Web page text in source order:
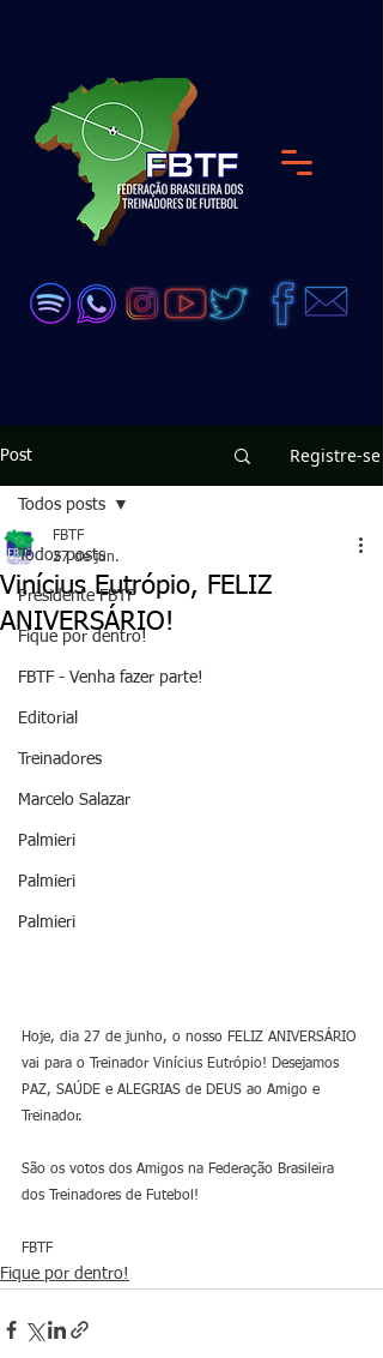
Post Registre-se
Todos posts
Presidente FBTF
Fique por dentro!
FBTF - Venha fazer parte!
Editorial
Treinadores
Marcelo Salazar
Palmieri
Palmieri
Palmieri
Todos posts
Vinícius Eutrópio, FELIZ
ANIVERSÁRIO!
FBTF
27 de jun.
Hoje, dia 27 de junho, o nosso FELIZ ANIVERSÁRIO
vai para o Treinador Vinícius Eutrópio! Desejamos
PAZ, SAÚDE e ALEGRIAS de DEUS ao Amigo e
Treinador.
São os votos dos Amigos na Federação Brasileira
dos Treinadores de Futebol!
FBTF
Fique por dentro!